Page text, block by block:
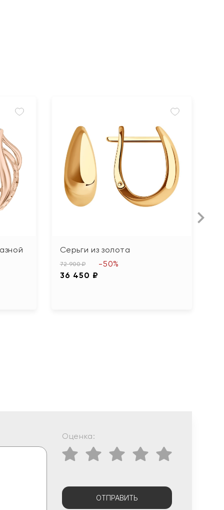
Серьги из золота
72 900 ₽
36 450 ₽
-50%
Оценка:
ОТПРАВИТЬ